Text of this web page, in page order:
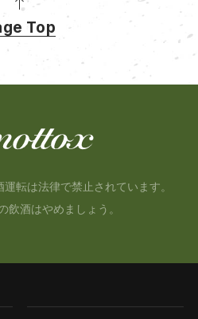
Top
転は法律で禁止されています。
飲酒はやめましょう。